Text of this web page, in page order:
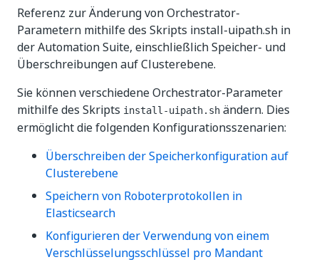
Referenz zur Änderung von Orchestrator-
Parametern mithilfe des Skripts install-uipath.sh in
der Automation Suite, einschließlich Speicher- und
Überschreibungen auf Clusterebene.
Sie können verschiedene Orchestrator-Parameter
mithilfe des Skripts install-uipath.sh ändern. Dies
ermöglicht die folgenden Konfigurationsszenarien:
Überschreiben der Speicherkonfiguration auf
Clusterebene
Speichern von Roboterprotokollen in
Elasticsearch
Konfigurieren der Verwendung von einem
Verschlüsselungsschlüssel pro Mandant